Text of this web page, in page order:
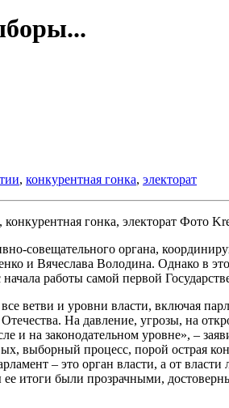
, конкурентная гонка, электорат
Фото
совещательного органа,
и Вячеслава Володина. Однако в
работы самой первой
ветви и уровни власти, включая
На давление, угрозы, на
и на законодательном уровне», –
выборный процесс, порой острая
– это орган власти, а от
итоги были прозрачными,